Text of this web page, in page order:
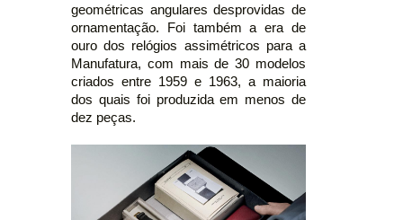
geométricas angulares desprovidas de
ornamentação. Foi também a era de
ouro dos relógios assimétricos para a
Manufatura, com mais de 30 modelos
criados entre 1959 e 1963, a maioria
dos quais foi produzida em menos de
dez peças.